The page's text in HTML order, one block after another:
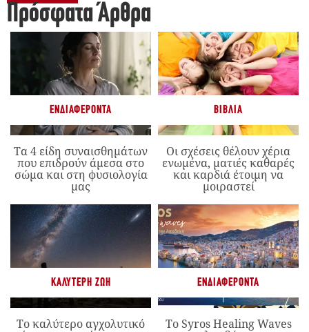
Πρόσφατα Άρθρα
ΕΝΔΙΑΦΈΡΟΝΤΑ
Τα 4 είδη συναισθημάτων
που επιδρούν άμεσα στο
σώμα και στη φυσιολογία
μας
ΒΙΒΛΊΑ
Οι σχέσεις θέλουν χέρια
ενωμένα, ματιές καθαρές
και καρδιά έτοιμη να
μοιραστεί
ΚΑΛΎΤΕΡΗ ΖΩΉ
Το καλύτερο αγχολυτικό
ΕΝΔΙΑΦΈΡΟΝΤΑ
Το Syros Healing Waves